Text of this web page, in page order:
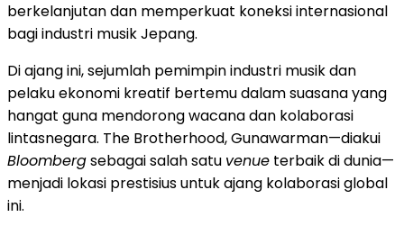
berkelanjutan dan memperkuat koneksi internasional
bagi industri musik Jepang.
Di ajang ini, sejumlah pemimpin industri musik dan
pelaku ekonomi kreatif bertemu dalam suasana yang
hangat guna mendorong wacana dan kolaborasi
lintasnegara. The Brotherhood, Gunawarman—diakui
Bloombergsebagai salah satu venue terbaik di dunia—
menjadi lokasi prestisius untuk ajang kolaborasi global
ini.